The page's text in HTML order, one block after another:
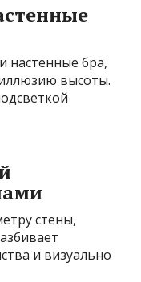
настенные бра,
высоты.
стены,
и визуально